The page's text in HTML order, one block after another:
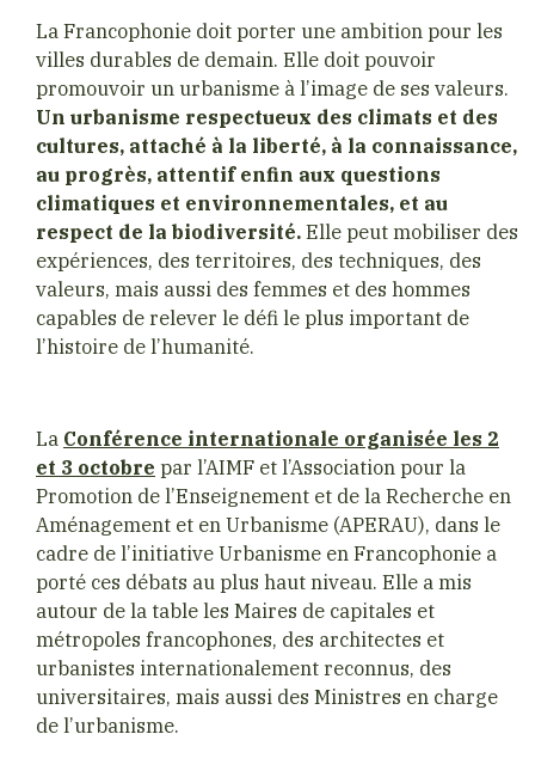
La Francophonie doit porter une ambition pour les
villes durables de demain. Elle doit pouvoir
promouvoir un urbanisme à l’image de ses valeurs.
Un urbanisme respectueux des climats et des
cultures, attaché à la liberté, à la connaissance,
au progrès, attentif enfin aux questions
climatiques et environnementales, et au
respect de la biodiversité.Elle peut mobiliser des
expériences, des territoires, des techniques, des
valeurs, mais aussi des femmes et des hommes
capables de relever le défi le plus important de
l’histoire de l’humanité.
La Conférence internationale organisée les 2
et 3 octobre par l’AIMF et l’Association pour la
Promotion de l’Enseignement et de la Recherche en
Aménagement et en Urbanisme (APERAU), dans le
cadre de l’initiative Urbanisme en Francophonie a
porté ces débats au plus haut niveau. Elle a mis
autour de la table les Maires de capitales et
métropoles francophones, des architectes et
urbanistes internationalement reconnus, des
universitaires, mais aussi des Ministres en charge
de l’urbanisme.